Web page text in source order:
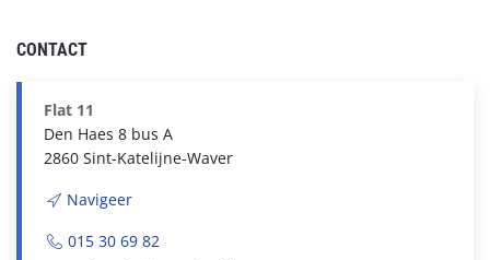
CONTACT
Flat 11
Den Haes 8 bus A
2860 Sint-Katelijne-Waver
Navigeer
015 30 69 82